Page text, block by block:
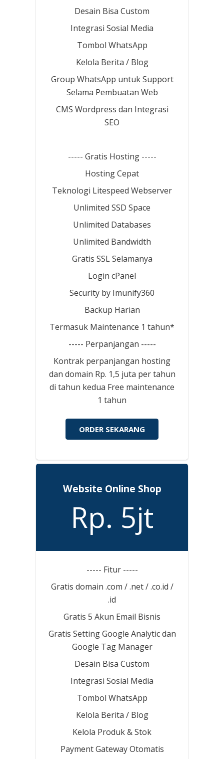
Desain Bisa Custom
Integrasi Sosial Media
Tombol WhatsApp
Kelola Berita / Blog
Group WhatsApp untuk Support
Selama Pembuatan Web
CMS Wordpress dan Integrasi
SEO
----- Gratis Hosting -----
Hosting Cepat
Teknologi Litespeed Webserver
Unlimited SSD Space
Unlimited Databases
Unlimited Bandwidth
Gratis SSL Selamanya
Login cPanel
Security by Imunify360
Backup Harian
Termasuk Maintenance 1 tahun*
----- Perpanjangan -----
Kontrak perpanjangan hosting
dan domain Rp. 1,5 juta per tahun
di tahun kedua Free maintenance
1 tahun
ORDER SEKARANG
Website Online Shop
Rp. 5jt
----- Fitur -----
Gratis domain .com / .net / .co.id /
.id
Gratis 5 Akun Email Bisnis
Gratis Setting Google Analytic dan
Google Tag Manager
Desain Bisa Custom
Integrasi Sosial Media
Tombol WhatsApp
Kelola Berita / Blog
Kelola Produk & Stok
Payment Gateway Otomatis